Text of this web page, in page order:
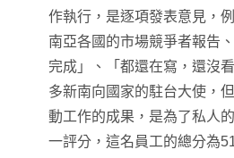
作執行，是逐項發表意見，
南亞各國的市場競爭者報告
完成」、「都還在寫，還沒
多新南向國家的駐台大使，
動工作的成果，是為了私人
一評分，這名員工的總分為